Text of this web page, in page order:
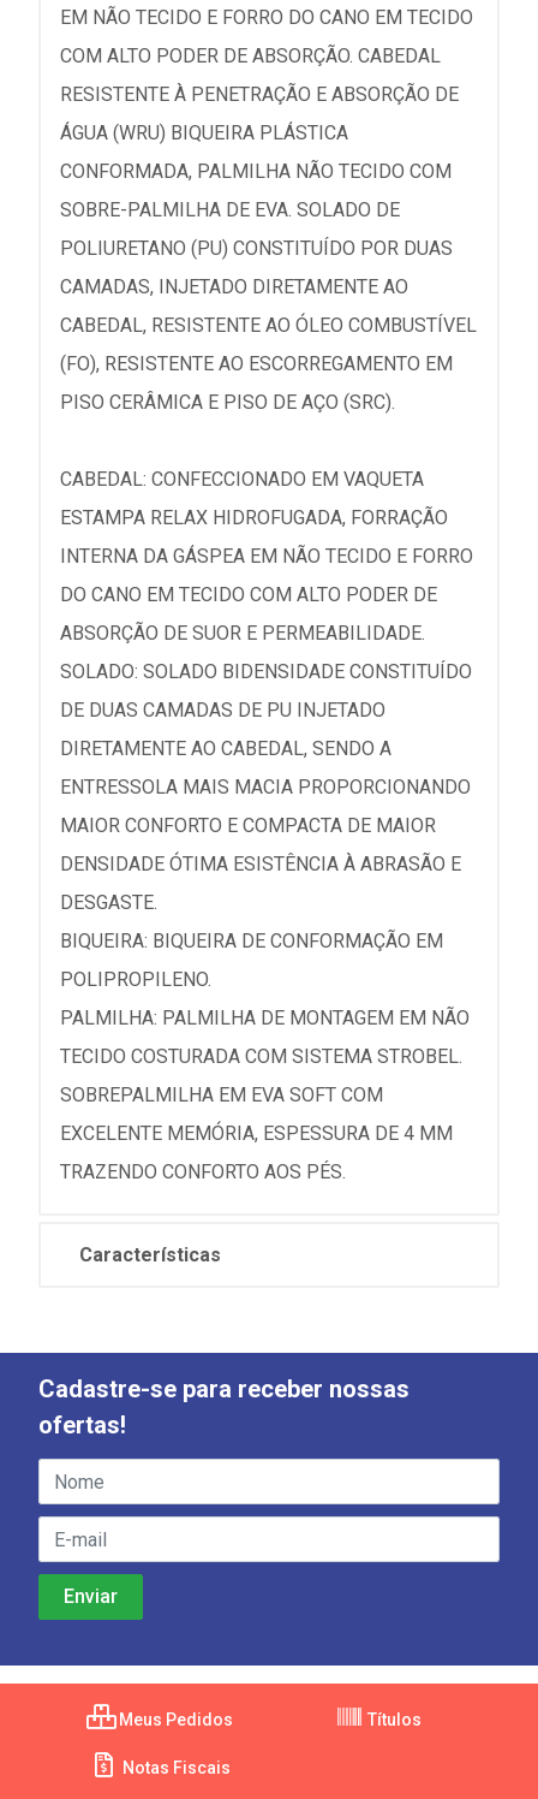
EM NÃO TECIDO E FORRO DO CANO EM TECIDO
COM ALTO PODER DE ABSORÇÃO. CABEDAL
RESISTENTE À PENETRAÇÃO E ABSORÇÃO DE
ÁGUA (WRU) BIQUEIRA PLÁSTICA
CONFORMADA, PALMILHA NÃO TECIDO COM
SOBRE-PALMILHA DE EVA. SOLADO DE
POLIURETANO (PU) CONSTITUÍDO POR DUAS
CAMADAS, INJETADO DIRETAMENTE AO
CABEDAL, RESISTENTE AO ÓLEO COMBUSTÍVEL
(FO), RESISTENTE AO ESCORREGAMENTO EM
PISO CERÂMICA E PISO DE AÇO (SRC).
CABEDAL: CONFECCIONADO EM VAQUETA
ESTAMPA RELAX HIDROFUGADA, FORRAÇÃO
INTERNA DA GÁSPEA EM NÃO TECIDO E FORRO
DO CANO EM TECIDO COM ALTO PODER DE
ABSORÇÃO DE SUOR E PERMEABILIDADE.
SOLADO: SOLADO BIDENSIDADE CONSTITUÍDO
DE DUAS CAMADAS DE PU INJETADO
DIRETAMENTE AO CABEDAL, SENDO A
ENTRESSOLA MAIS MACIA PROPORCIONANDO
MAIOR CONFORTO E COMPACTA DE MAIOR
DENSIDADE ÓTIMA ESISTÊNCIA À ABRASÃO E
DESGASTE.
BIQUEIRA: BIQUEIRA DE CONFORMAÇÃO EM
POLIPROPILENO.
PALMILHA: PALMILHA DE MONTAGEM EM NÃO
TECIDO COSTURADA COM SISTEMA STROBEL.
SOBREPALMILHA EM EVA SOFT COM
EXCELENTE MEMÓRIA, ESPESSURA DE 4 MM
TRAZENDO CONFORTO AOS PÉS.
Características
Cadastre-se para receber nossas
ofertas!
Meus Pedidos Títulos
Notas Fiscais